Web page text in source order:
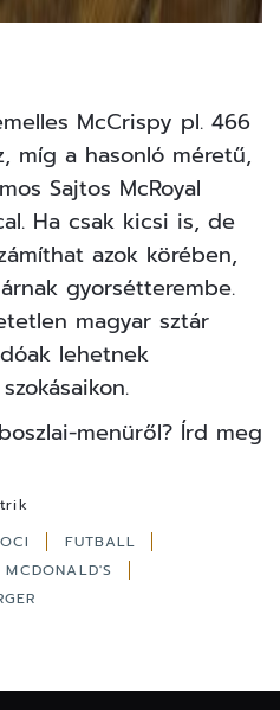
McCrispy pl. 466
míg a hasonló méretű,
Sajtos McRoyal
Ha csak kicsi is, de
azok körében,
gyorsétterembe.
magyar sztár
lehetnek
menüről? Írd meg
FUTBALL
MCDONALD'S